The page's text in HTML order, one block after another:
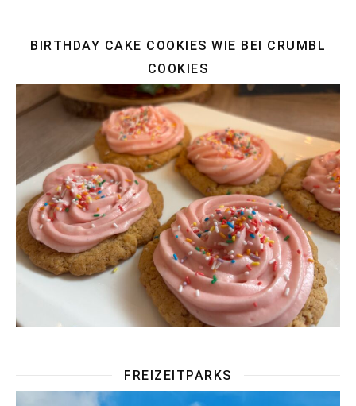
BIRTHDAY CAKE COOKIES WIE BEI CRUMBL
COOKIES
FREIZEITPARKS